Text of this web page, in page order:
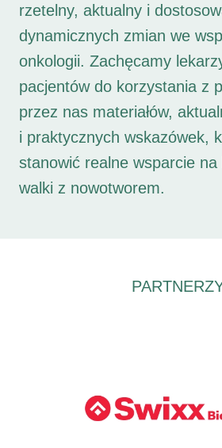
rzetelny, aktualny i
dynamicznych zmian we
onkologii. Zachęcamy
pacjentów do korzystania z
przez nas materiałów,
i praktycznych wskazówek,
stanowić realne wsparcie
walki z nowotworem.